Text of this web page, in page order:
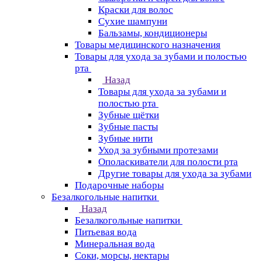
Краски для волос
Сухие шампуни
Бальзамы, кондиционеры
Товары медицинского назначения
Товары для ухода за зубами и полостью
рта
Назад
Товары для ухода за зубами и
полостью рта
Зубные щётки
Зубные пасты
Зубные нити
Уход за зубными протезами
Ополаскиватели для полости рта
Другие товары для ухода за зубами
Подарочные наборы
Безалкогольные напитки
Назад
Безалкогольные напитки
Питьевая вода
Минеральная вода
Соки, морсы, нектары